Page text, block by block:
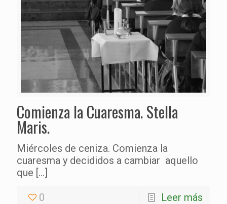
Comienza la Cuaresma. Stella
Maris.
Miércoles de ceniza. Comienza la
cuaresma y decididos a cambiar aquello
que […]
0 Leer más